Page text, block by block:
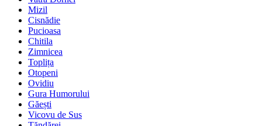
Mizil
Cisnădie
Pucioasa
Chitila
Zimnicea
Toplița
Otopeni
Ovidiu
Gura Humorului
Găești
Vicovu de Sus